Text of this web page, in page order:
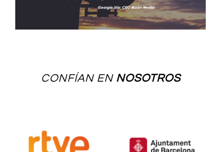
CONFÍAN EN NOSOTROS